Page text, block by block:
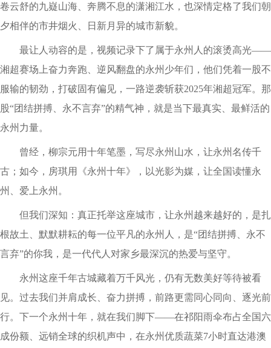
卷云舒的九嶷山海、奔腾不息的潇湘江水，也深情定格了我们朝
夕相伴的市井烟火、日新月异的城市新貌。
最让人动容的是，视频记录下了属于永州人的滚烫高光——
湘超赛场上奋力奔跑、逆风翻盘的永州少年们，他们凭着一股不
服输的韧劲，打破固有偏见，一路逆袭斩获2025年湘超冠军。那
股“团结拼搏、永不言弃”的精气神，就是当下最真实、最鲜活的
永州力量。
曾经，柳宗元用十年笔墨，写尽永州山水，让永州名传千
古；如今，房琪用《永州十年》，以光影为媒，让全国读懂永
州、爱上永州。
但我们深知：真正托举这座城市，让永州越来越好的，是扎
根故土、默默耕耘的每一位平凡的永州人，是“团结拼搏、永不
言弃”的你我，是一代代人对家乡最深沉的热爱与坚守。
永州这座千年古城藏着万千风光，仍有无数美好等待被看
见。过去我们并肩成长、奋力拼搏，前路更需同心同向、逐光前
行。下一个永州十年，就在我们脚下——在祁阳雨伞布占全国六
成份额、远销全球的织机声中，在永州优质蔬菜7小时直达港澳